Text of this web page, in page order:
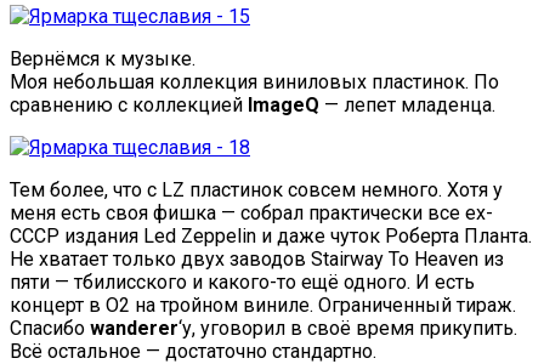
Вернёмся к музыке.
Моя небольшая коллекция виниловых пластинок. По
сравнению с коллекцией ImageQ — лепет младенца.
Тем более, что с LZ пластинок совсем немного. Хотя у
меня есть своя фишка — собрал практически все ex-
СССР издания Led Zeppelin и даже чуток Роберта Планта.
Не хватает только двух заводов Stairway To Heaven из
пяти — тбилисского и какого-то ещё одного. И есть
концерт в O2 на тройном виниле. Ограниченный тираж.
Спасибо wanderer‘у, уговорил в своё время прикупить.
Всё остальное — достаточно стандартно.